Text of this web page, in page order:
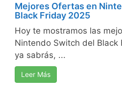
Mejores Ofertas en
Black Friday 2025
Hoy te mostramos las
Nintendo Switch del Black
ya sabrás, ...
Leer Más